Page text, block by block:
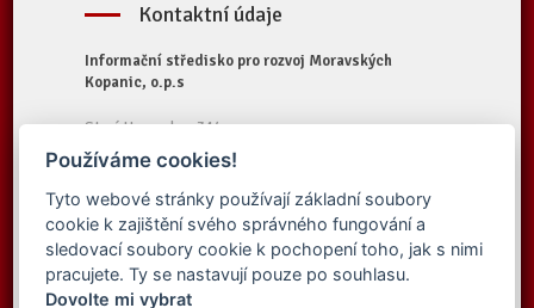
Kontaktní údaje
Informační středisko pro rozvoj Moravských
Kopanic, o.p.s
Starý Hrozenkov 314
687 74 Starý Hrozenkov
Tel.:+420 572 696 323
E-mail:
iskopanice@iskopanice.cz
Web:https://www.iskopanice.cz
Používáme cookies!
Tyto webové stránky používají základní soubory
cookie k zajištění svého správného fungování a
sledovací soubory cookie k pochopení toho, jak s nimi
pracujete. Ty se nastavují pouze po souhlasu.
Dovolte mi vybrat